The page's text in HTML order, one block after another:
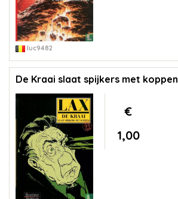
luc9482
De Kraai slaat spijkers met koppen
€
1,00